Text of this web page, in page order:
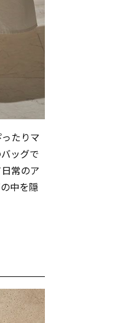
たりマ
ッグで
常のア
中を隠